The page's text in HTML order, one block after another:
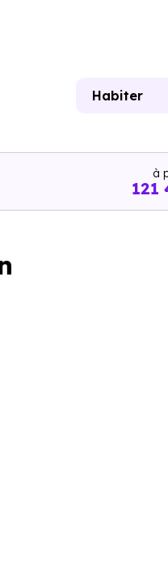
Habiter
à
121